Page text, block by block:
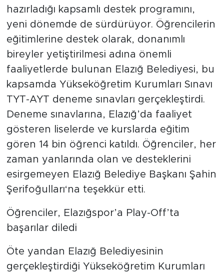
hazırladığı kapsamlı destek programını,
yeni dönemde de sürdürüyor. Öğrencilerin
eğitimlerine destek olarak, donanımlı
bireyler yetiştirilmesi adına önemli
faaliyetlerde bulunan Elazığ Belediyesi, bu
kapsamda Yükseköğretim Kurumları Sınavı
TYT-AYT deneme sınavları gerçekleştirdi.
Deneme sınavlarına, Elazığ’da faaliyet
gösteren liselerde ve kurslarda eğitim
gören 14 bin öğrenci katıldı. Öğrenciler, her
zaman yanlarında olan ve desteklerini
esirgemeyen Elazığ Belediye Başkanı Şahin
Şerifoğulları‘na teşekkür etti.
Öğrenciler, Elazığspor’a Play-Off’ta
başarılar diledi
Öte yandan Elazığ Belediyesinin
gerçekleştirdiği Yükseköğretim Kurumları